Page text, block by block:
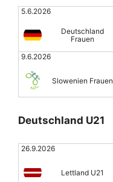
5.6.2026
Deutschland
Frauen
9.6.2026
Slowenien Frauen
Deutschland U21
26.9.2026
Lettland U21